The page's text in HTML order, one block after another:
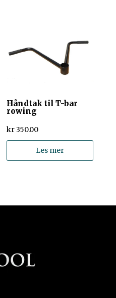
Håndtak til T-bar
rowing
kr350.00
Les mer